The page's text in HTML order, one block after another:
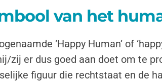
van het
‘Happy Human’ of
zij er dus goed aan doet om te
figuur die rechtstaat en de